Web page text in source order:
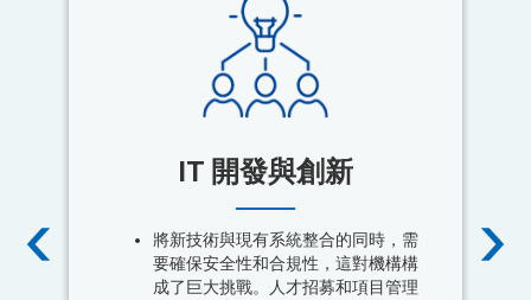
IT 開發與創新
將新技術與現有系統整合的同時，需
要確保安全性和合規性，這對機構構
成了巨大挑戰。人才招募和項目管理